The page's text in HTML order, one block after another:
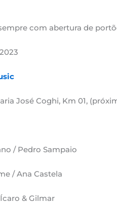
com abertura de
José Coghi, Km 01,
/ Pedro Sampaio
/ Ana Castela
& Gilmar